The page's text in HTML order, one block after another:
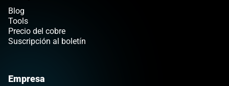
Blog
Tools
Precio del cobre
Suscripción al boletín
Empresa